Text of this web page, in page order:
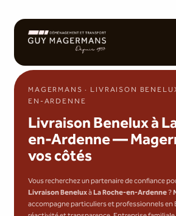
MAGERMANS · LIVRAISON
EN-ARDENNE
Livraison Benelux à
en-Ardenne —
vos côtés
Vous recherchez un partenaire de confiance
Livraison BeneluxàLa Roche-en-Ardenne ?
accompagne particuliers et professionnels en